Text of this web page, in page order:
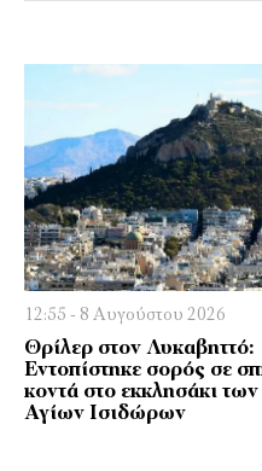
12:55 - 8 Αυγούστου 2026
Θρίλερ στον Λυκαβηττό:
Εντοπίστηκε σορός σε
κοντά στο εκκλησάκι των
Αγίων Ισιδώρων